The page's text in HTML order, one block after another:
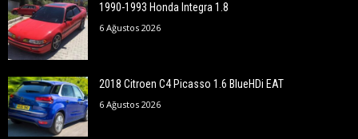
1990-1993 Honda Integra 1.8
6 Ağustos 2026
2018 Citroen C4 Picasso 1.6 BlueHDi EAT
6 Ağustos 2026